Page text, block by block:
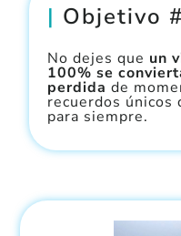
| Objetivo
No dejes que un
100% se
perdida de
recuerdos únicos
para siempre.